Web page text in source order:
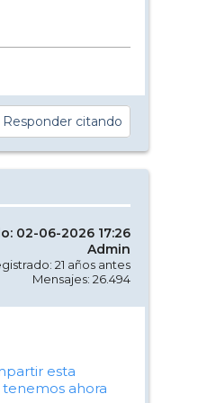
Responder citando
02-06-2026 17:26
Admin
21 años antes
Mensajes: 26.494
esta
ahora